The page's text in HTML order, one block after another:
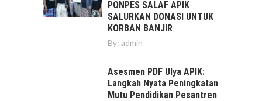
PONPES SALAF APIK
SALURKAN DONASI UNTUK
KORBAN BANJIR
By: admin
Asesmen PDF Ulya APIK:
Langkah Nyata Peningkatan
Mutu Pendidikan Pesantren